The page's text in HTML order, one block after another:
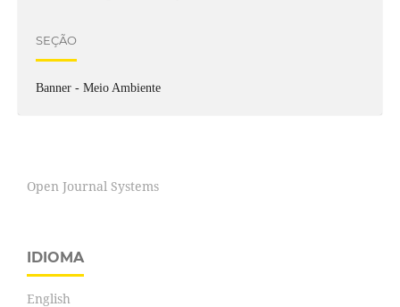
SEÇÃO
Banner - Meio Ambiente
Open Journal Systems
IDIOMA
English